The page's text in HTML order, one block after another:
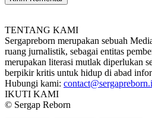
TENTANG KAMI
Sergapreborn merupakan sebuah
ruang jurnalistik, sebagai entitas
merupakan literasi mutlak diperlukan
berpikir kritis untuk hidup di abad
Hubungi kami:
IKUTI KAMI
© Sergap Reborn